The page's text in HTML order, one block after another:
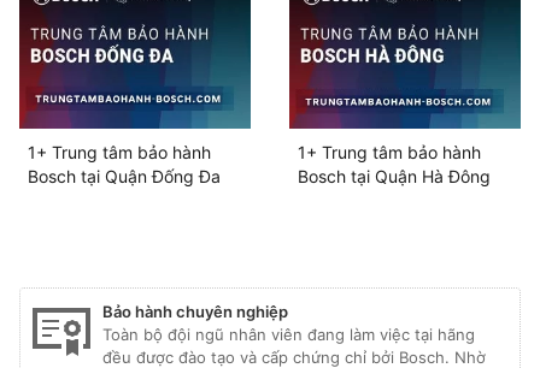
1+ Trung tâm bảo hành
Bosch tại Quận Đống Đa
1+ Trung tâm bảo hành
Bosch tại Quận Hà Đông
Bảo hành chuyên nghiệp
Toàn bộ đội ngũ nhân viên đang làm việc tại hãng
đều được đào tạo và cấp chứng chỉ bởi Bosch. Nhờ